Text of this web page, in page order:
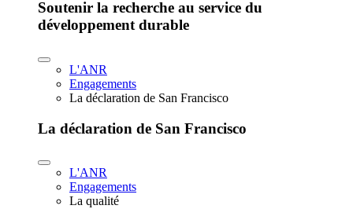
Soutenir la recherche au service du
développement durable
L'ANR
Engagements
La déclaration de San Francisco
La déclaration de San Francisco
L'ANR
Engagements
La qualité